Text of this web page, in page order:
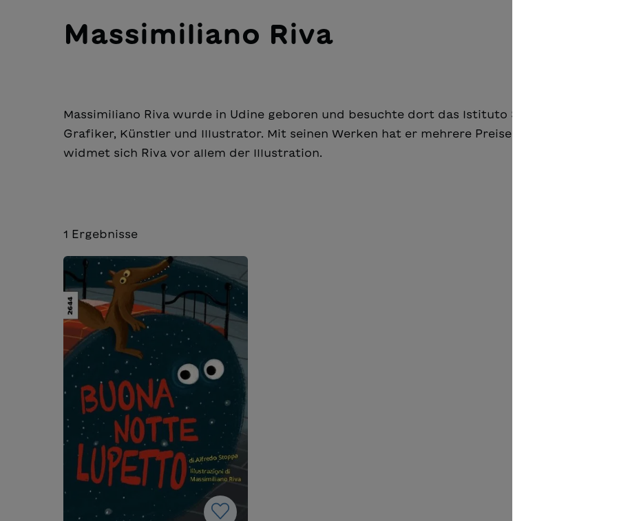
Massimiliano Riva
Massimiliano Riva wurde in Udine geboren und besuchte dort das Istituto Statale d’Arte. Er
Grafiker, Künstler und Illustrator. Mit seinen Werken hat er mehrere Preise gewonnen. Seit
widmet sich Riva vor allem der Illustration.
1 Ergebnisse